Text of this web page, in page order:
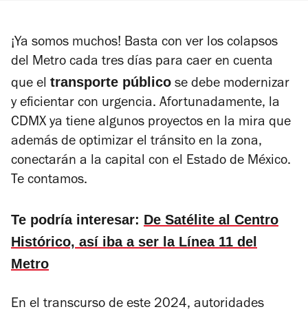
¡Ya somos muchos! Basta con ver los colapsos
del Metro cada tres días para caer en cuenta
que el transporte público se debe modernizar
y eficientar con urgencia. Afortunadamente, la
CDMX ya tiene algunos proyectos en la mira que
además de optimizar el tránsito en la zona,
conectarán a la capital con el Estado de México.
Te contamos.
Te podría interesar: De Satélite al Centro
Histórico, así iba a ser la Línea 11 del
Metro
En el transcurso de este 2024, autoridades